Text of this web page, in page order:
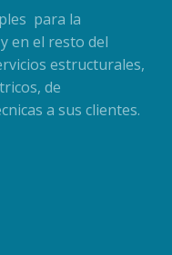
para la
en el resto del
estructurales,
de
a sus clientes.